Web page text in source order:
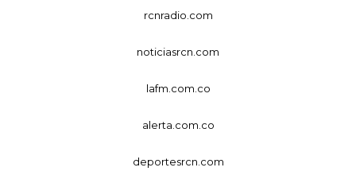
rcnradio.com
noticiasrcn.com
lafm.com.co
alerta.com.co
deportesrcn.com